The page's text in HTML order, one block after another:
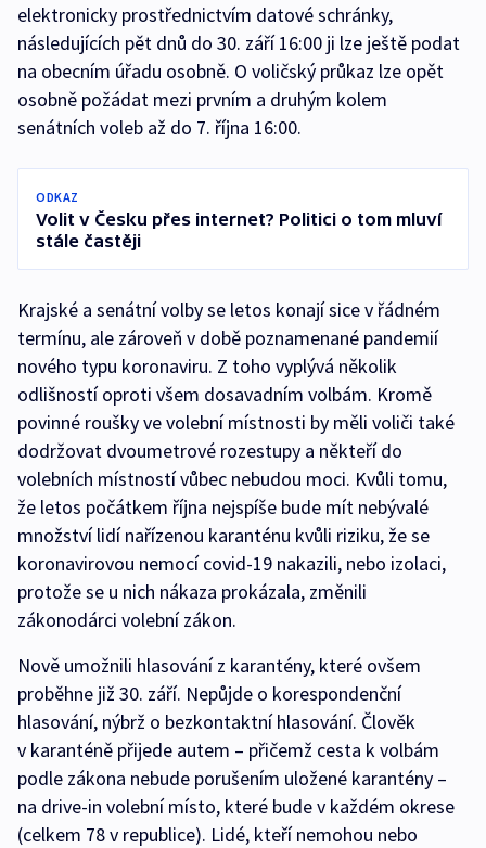
elektronicky prostřednictvím datové schránky,
následujících pět dnů do 30. září 16:00 ji lze ještě podat
na obecním úřadu osobně. O voličský průkaz lze opět
osobně požádat mezi prvním a druhým kolem
senátních voleb až do 7. října 16:00.
ODKAZ
Volit v Česku přes internet? Politici o tom mluví
stále častěji
Krajské a senátní volby se letos konají sice v řádném
termínu, ale zároveň v době poznamenané pandemií
nového typu koronaviru. Z toho vyplývá několik
odlišností oproti všem dosavadním volbám. Kromě
povinné roušky ve volební místnosti by měli voliči také
dodržovat dvoumetrové rozestupy a někteří do
volebních místností vůbec nebudou moci. Kvůli tomu,
že letos počátkem října nejspíše bude mít nebývalé
množství lidí nařízenou karanténu kvůli riziku, že se
koronavirovou nemocí covid-19 nakazili, nebo izolaci,
protože se u nich nákaza prokázala, změnili
zákonodárci volební zákon.
Nově umožnili hlasování z karantény, které ovšem
proběhne již 30. září. Nepůjde o korespondenční
hlasování, nýbrž o bezkontaktní hlasování. Člověk
v karanténě přijede autem – přičemž cesta k volbám
podle zákona nebude porušením uložené karantény –
na drive-in volební místo, které bude v každém okrese
(celkem 78 v republice). Lidé, kteří nemohou nebo